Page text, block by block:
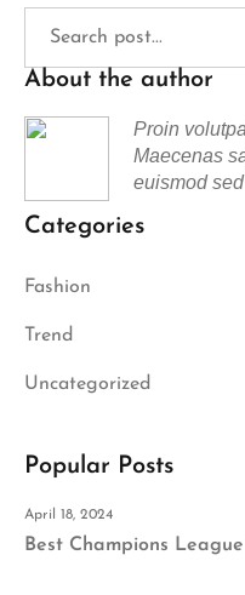
About the author
Proin
Maecenas
euismod sed
Categories
Fashion
Trend
Uncategorized
Popular Posts
April 18, 2024
Best Champions